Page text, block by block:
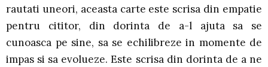
rautati uneori, aceasta carte este scrisa din empatie
pentru cititor, din dorinta de a-l ajuta sa se
cunoasca pe sine, sa se echilibreze in momente de
impas si sa evolueze. Este scrisa din dorinta de a ne